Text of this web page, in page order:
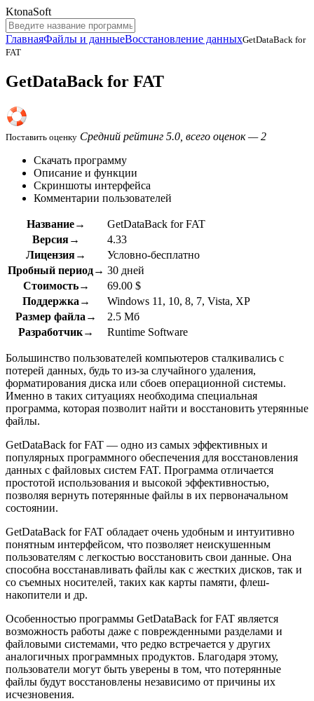
KtonaSoft
ГлавнаяФайлы и данныеВосстановление данныхGetDataBack for
FAT
GetDataBack for FAT
Поставить оценку Средний рейтинг 5.0, всего оценок — 2
Скачать программу
Описание и функции
Скриншоты интерфейса
Комментарии пользователей
Название→
GetDataBack for FAT
Версия→
4.33
Лицензия→
Условно-бесплатно
Пробный период→ 30 дней
Стоимость→
69.00 $
Поддержка→
Windows 11, 10, 8, 7, Vista, XP
Размер файла→
2.5 Мб
Разработчик→
Runtime Software
Большинство пользователей компьютеров сталкивались с
потерей данных, будь то из-за случайного удаления,
форматирования диска или сбоев операционной системы.
Именно в таких ситуациях необходима специальная
программа, которая позволит найти и восстановить утерянные
файлы.
GetDataBack for FAT — одно из самых эффективных и
популярных программного обеспечения для восстановления
данных с файловых систем FAT. Программа отличается
простотой использования и высокой эффективностью,
позволяя вернуть потерянные файлы в их первоначальном
состоянии.
GetDataBack for FAT обладает очень удобным и интуитивно
понятным интерфейсом, что позволяет неискушенным
пользователям с легкостью восстановить свои данные. Она
способна восстанавливать файлы как с жестких дисков, так и
со съемных носителей, таких как карты памяти, флеш-
накопители и др.
Особенностью программы GetDataBack for FAT является
возможность работы даже с поврежденными разделами и
файловыми системами, что редко встречается у других
аналогичных программных продуктов. Благодаря этому,
пользователи могут быть уверены в том, что потерянные
файлы будут восстановлены независимо от причины их
исчезновения.